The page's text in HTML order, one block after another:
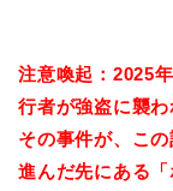
注意喚起：2025
行者が強盗に襲わ
その事件が、こ
進んだ先にある